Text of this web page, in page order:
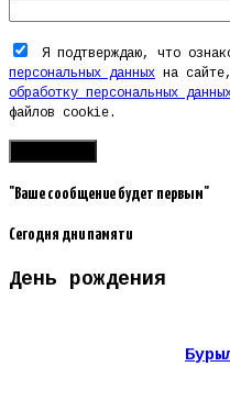
Я подтверждаю, что
персональных данных на
обработку персональных
файлов cookie.
"Ваше сообщение будет первым"
Сегодня дни памяти
День рождения